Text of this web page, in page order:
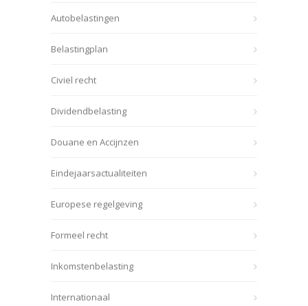
Autobelastingen
Belastingplan
Civiel recht
Dividendbelasting
Douane en Accijnzen
Eindejaarsactualiteiten
Europese regelgeving
Formeel recht
Inkomstenbelasting
Internationaal